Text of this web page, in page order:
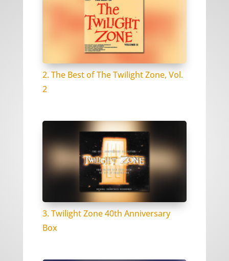
2. The Best of The Twilight Zone, Vol.
2
3. Twilight Zone 40th Anniversary
Box